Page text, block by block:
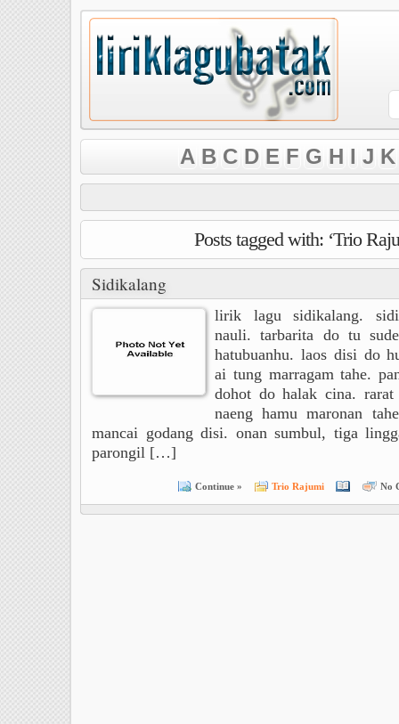
A B C D E F G H I J K
Posts tagged with: ‘Trio
Sidikalang
lirik lagu sidikalang.
nauli. tarbarita do tu
hatubuanhu. laos disi do
ai tung marragam tahe.
dohot do halak cina.
naeng hamu maronan
mancai godang disi. onan sumbul, tiga
parongil […]
Continue » Trio Rajumi No